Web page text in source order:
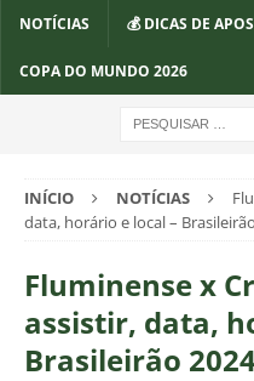
NOTÍCIAS 💰 DICAS DE
COPA DO MUNDO 2026
INÍCIO NOTÍCIAS
data, horário e local –
Fluminense x
assistir, data,
Brasileirão